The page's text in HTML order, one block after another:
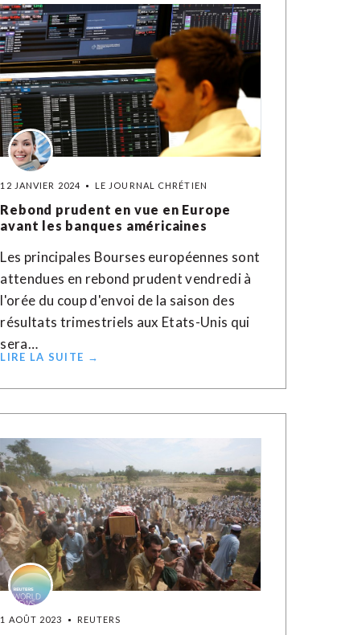
12 JANVIER 2024 LE JOURNAL CHRÉTIEN
Rebond prudent en vue en Europe
avant les banques américaines
Les principales Bourses européennes sont
attendues en rebond prudent vendredi à
l'orée du coup d'envoi de la saison des
résultats trimestriels aux Etats-Unis qui
sera…
LIRE LA SUITE →
1 AOÛT 2023 REUTERS